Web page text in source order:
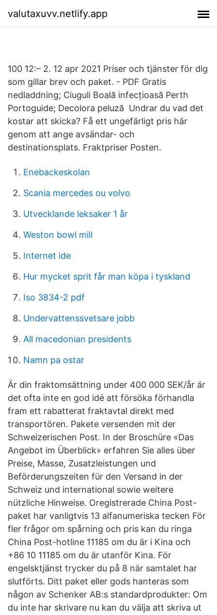
valutaxuvv.netlify.app
100 12:– 2. 12 apr 2021 Priser och tjänster för dig
som gillar brev och paket. - PDF Gratis
nedladdning; Ciuguli Boală infecțioasă Perth
Portoguide; Decolora peluză Undrar du vad det
kostar att skicka? Få ett ungefärligt pris här
genom att ange avsändar- och
destinationsplats. Fraktpriser Posten.
Enebackeskolan
Scania mercedes ou volvo
Utvecklande leksaker 1 år
Weston bowl mill
Internet ide
Hur mycket sprit får man köpa i tyskland
Iso 3834-2 pdf
Undervattenssvetsare jobb
All macedonian presidents
Namn pa ostar
Är din fraktomsättning under 400 000 SEK/år är
det ofta inte en god idé att försöka förhandla
fram ett rabatterat fraktavtal direkt med
transportören. Pakete versenden mit der
Schweizerischen Post. In der Broschüre «Das
Angebot im Überblick» erfahren Sie alles über
Preise, Masse, Zusatzleistungen und
Beförderungszeiten für den Versand in der
Schweiz und international sowie weitere
nützliche Hinweise. Oregistrerade China Post-
paket har vanligtvis 13 alfanumeriska tecken För
fler frågor om spårning och pris kan du ringa
China Post-hotline 11185 om du är i Kina och
+86 10 11185 om du är utanför Kina. För
engelsktjänst trycker du på 8 när samtalet har
slutförts. Ditt paket eller gods hanteras som
någon av Schenker AB:s standardprodukter: Om
du inte har skrivare nu kan du välja att skriva ut